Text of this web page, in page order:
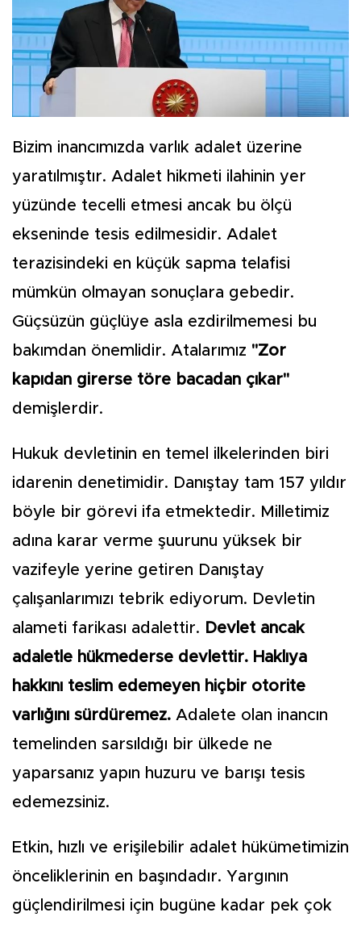
Bizim inancımızda varlık adalet üzerine
yaratılmıştır. Adalet hikmeti ilahinin yer
yüzünde tecelli etmesi ancak bu ölçü
ekseninde tesis edilmesidir. Adalet
terazisindeki en küçük sapma telafisi
mümkün olmayan sonuçlara gebedir.
Güçsüzün güçlüye asla ezdirilmemesi bu
bakımdan önemlidir. Atalarımız "Zor
kapıdan girerse töre bacadan çıkar"
demişlerdir.
Hukuk devletinin en temel ilkelerinden biri
idarenin denetimidir. Danıştay tam 157 yıldır
böyle bir görevi ifa etmektedir. Milletimiz
adına karar verme şuurunu yüksek bir
vazifeyle yerine getiren Danıştay
çalışanlarımızı tebrik ediyorum. Devletin
alameti farikası adalettir. Devlet ancak
adaletle hükmederse devlettir. Haklıya
hakkını teslim edemeyen hiçbir otorite
varlığını sürdüremez. Adalete olan inancın
temelinden sarsıldığı bir ülkede ne
yaparsanız yapın huzuru ve barışı tesis
edemezsiniz.
Etkin, hızlı ve erişilebilir adalet hükümetimizin
önceliklerinin en başındadır. Yargının
güçlendirilmesi için bugüne kadar pek çok